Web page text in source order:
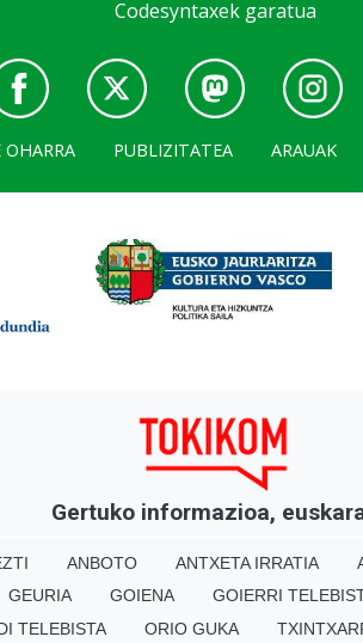
Codesyntaxek garatua
OHARRA PUBLIZITATEA ARAUAK
Gertuko informazioa,
ANBOTO ANTXETA IRRATIA
GEURIA GOIENA GOIERRI
TELEBISTA ORIO GUKA